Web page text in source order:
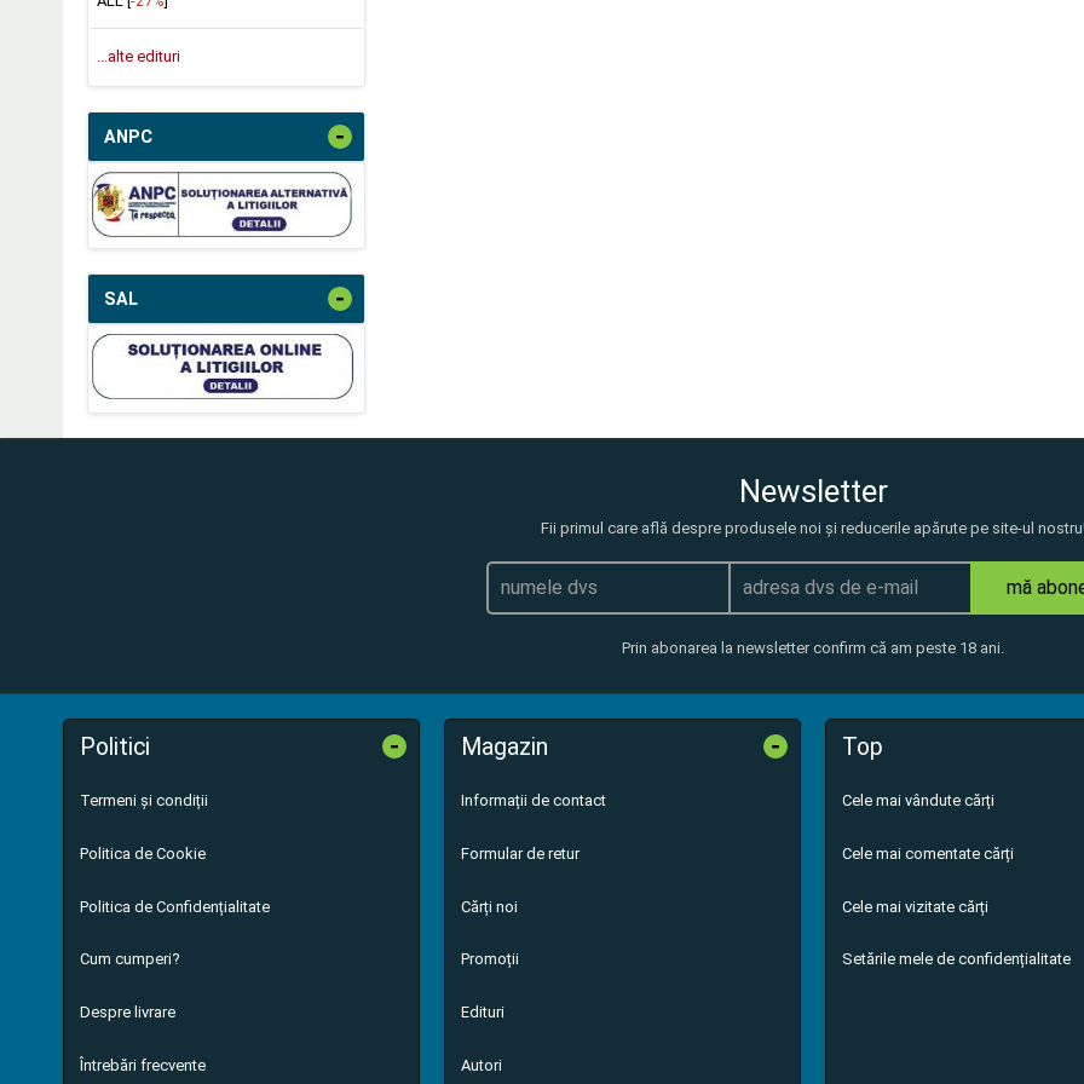
...alte edituri
ANPC -
SAL -
Newsletter
Fii primul care află despre produsele noi și reducerile apărute pe site-ul
mă
Prin abonarea la newsletter confirm că am peste 18 ani.
Politici -
Termeni și condiții
Politica de Cookie
Politica de Confidențialitate
Cum cumperi?
Despre livrare
Întrebări frecvente
Magazin -
Informații de contact
Formular de retur
Cărți noi
Promoții
Edituri
Autori
Top
Cele mai vândute cărți
Cele mai comentate cărți
Cele mai vizitate cărți
Setările mele de confidențialitate